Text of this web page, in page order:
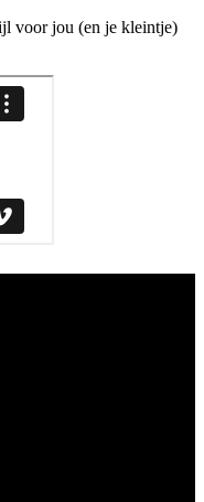
voor jou (en je kleintje)